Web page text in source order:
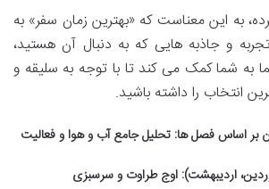
به این معناست که «بهترین زمان سفر» به
و جاذبه هایی که به دنبال آن هستید،
به شما کمک می کند تا با توجه به سلیقه و
انتخاب را داشته باشید.
بر اساس فصل ها: تحلیل جامع آب و هوا و فعالیت
اردیبهشت): اوج طراوت و سرسبزی